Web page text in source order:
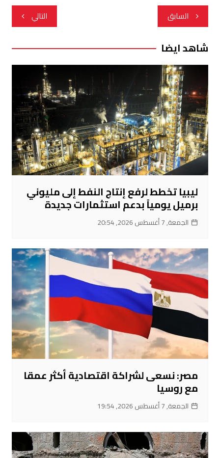
تصفّح
المقالات
السابق التالي
شاهد ايضا
ليبيا تخطط لرفع إنتاج النفط إلى مليوني
برميل يومياً بدعم استثمارات جديدة
الجمعة, 7 أغسطس 2026, 20:54
مصر: نسعى لشراكة اقتصادية أكثر عمقا
مع روسيا
الجمعة, 7 أغسطس 2026, 19:54